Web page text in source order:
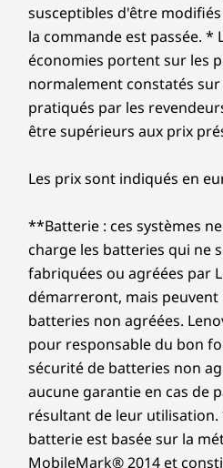
susceptibles d'être
la commande est passée. *
économies portent sur les
normalement constatés sur
pratiqués par les
être supérieurs aux prix
Les prix sont indiqués en
**Batterie : ces systèmes
charge les batteries qui ne
fabriquées ou agréées par
démarreront, mais peuvent
batteries non agréées.
pour responsable du bon
sécurité de batteries non
aucune garantie en cas de
résultant de leur utilisation.
batterie est basée sur la
MobileMark® 2014 et